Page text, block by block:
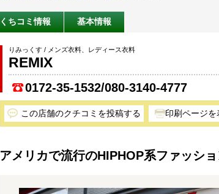
くちコミ情報 基本情報
りみっくす / メンズ衣料、レディース衣料
REMIX
0172-35-1532/080-3140-4777
この店舗のクチコミを投稿する
アメリカで流行のHIPHOP系ファッショ